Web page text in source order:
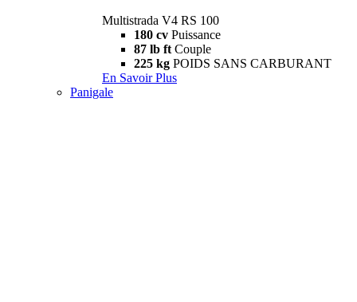
Multistrada V4 RS 100
180 cv Puissance
87 lb ft Couple
225 kg POIDS SANS CARBURANT
En Savoir Plus
Panigale